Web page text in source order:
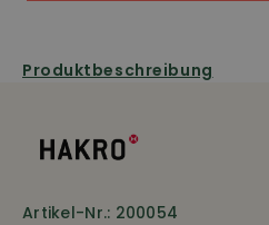
Produktbeschreibung
Artikel-Nr.: 200054